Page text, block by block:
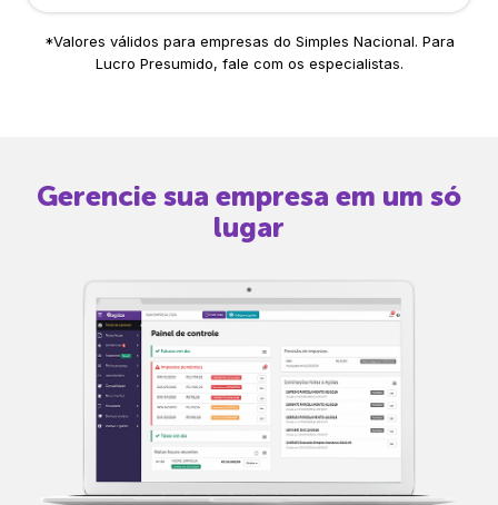
*Valores válidos para empresas do Simples Nacional. Para
Lucro Presumido, fale com os especialistas.
Gerencie sua empresa em um só
lugar